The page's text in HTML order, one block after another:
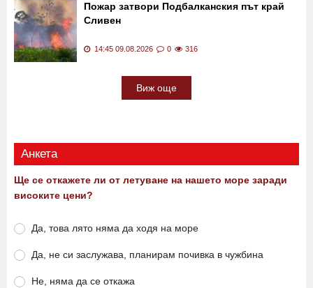
Пожар затвори Подбалканския път край
Сливен
14:45 09.08.2026 0 316
Виж още
Анкета
Ще се откажете ли от летуване на нашето море заради
високите цени?
Да, това лято няма да ходя на море
Да, не си заслужава, планирам почивка в чужбина
Не, няма да се откажа